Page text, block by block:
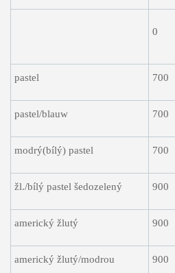
0
pastel 700
pastel/blauw 700
modrý(bílý) pastel 700
žl./bílý pastel šedozelený 900
americký žlutý 900
americký žlutý/modrou 900